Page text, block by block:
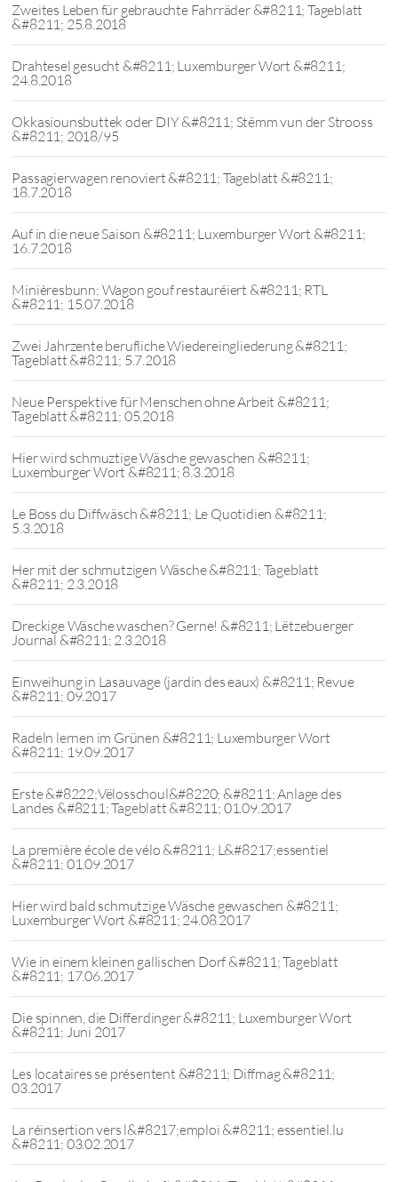
Zweites Leben für gebrauchte Fahrräder &#8211; Tageblatt
&#8211; 25.8.2018
Drahtesel gesucht &#8211; Luxemburger Wort &#8211;
24.8.2018
Okkasiounsbuttek oder DIY &#8211; Stëmm vun der Strooss
&#8211; 2018/95
Passagierwagen renoviert &#8211; Tageblatt &#8211;
18.7.2018
Auf in die neue Saison &#8211; Luxemburger Wort &#8211;
16.7.2018
Minièresbunn: Wagon gouf restauréiert &#8211; RTL
&#8211; 15.07.2018
Zwei Jahrzente berufliche Wiedereingliederung &#8211;
Tageblatt &#8211; 5.7.2018
Neue Perspektive für Menschen ohne Arbeit &#8211;
Tageblatt &#8211; 05.2018
Hier wird schmuztige Wäsche gewaschen &#8211;
Luxemburger Wort &#8211; 8.3.2018
Le Boss du Diffwäsch &#8211; Le Quotidien &#8211;
5.3.2018
Her mit der schmutzigen Wäsche &#8211; Tageblatt
&#8211; 2.3.2018
Dreckige Wäsche waschen? Gerne! &#8211; Lëtzebuerger
Journal &#8211; 2.3.2018
Einweihung in Lasauvage (jardin des eaux) &#8211; Revue
&#8211; 09.2017
Radeln lernen im Grünen &#8211; Luxemburger Wort
&#8211; 19.09.2017
Erste &#8222;Vëlosschoul&#8220; &#8211; Anlage des
Landes &#8211; Tageblatt &#8211; 01.09.2017
La première école de vélo &#8211; L&#8217;essentiel
&#8211; 01.09.2017
Hier wird bald schmutzige Wäsche gewaschen &#8211;
Luxemburger Wort &#8211; 24.08.2017
Wie in einem kleinen gallischen Dorf &#8211; Tageblatt
&#8211; 17.06.2017
Die spinnen, die Differdinger &#8211; Luxemburger Wort
&#8211; Juni 2017
Les locataires se présentent &#8211; Diffmag &#8211;
03.2017
La réinsertion vers l&#8217;emploi &#8211; essentiel.lu
&#8211; 03.02.2017